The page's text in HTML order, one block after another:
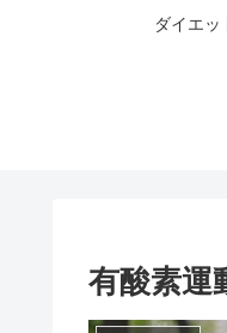
ダイエ
有酸素運